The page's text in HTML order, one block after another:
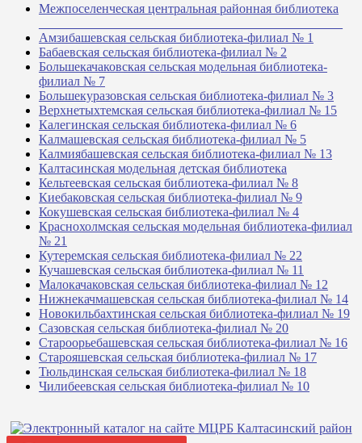
Межпоселенческая центральная районная библиотека
Амзибашевская сельская библиотека-филиал № 1
Бабаевская сельская библиотека-филиал № 2
Большекачаковская сельская модельная библиотека-
филиал № 7
Большекуразовская сельская библиотека-филиал № 3
Верхнетыхтемская сельская библиотека-филиал № 15
Калегинская сельская библиотека-филиал № 6
Калмашевская сельская библиотека-филиал № 5
Калмиябашевская сельская библиотека-филиал № 13
Калтасинская модельная детская библиотека
Кельтеевская сельская библиотека-филиал № 8
Киебаковская сельская библиотека-филиал № 9
Кокушевская сельская библиотека-филиал № 4
Краснохолмская сельская модельная библиотека-филиал
№ 21
Кутеремская сельская библиотека-филиал № 22
Кучашевская сельская библиотека-филиал № 11
Малокачаковская сельская библиотека-филиал № 12
Нижнекачмашевская сельская библиотека-филиал № 14
Новокильбахтинская сельская библиотека-филиал № 19
Сазовская сельская библиотека-филиал № 20
Староорьебашевская сельская библиотека-филиал № 16
Старояшевская сельская библиотека-филиал № 17
Тюльдинская сельская библиотека-филиал № 18
Чилибеевская сельская библиотека-филиал № 10